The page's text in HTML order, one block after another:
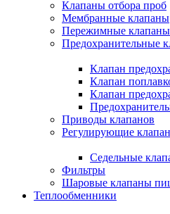
Клапаны отбора проб
Мембранные клапаны
Пережимные клапаны
Предохранительные
Клапан
Клапан
Клапан
Приводы клапанов
Регулирующие
Седельные
Фильтры
Шаровые клапаны
Теплообменники